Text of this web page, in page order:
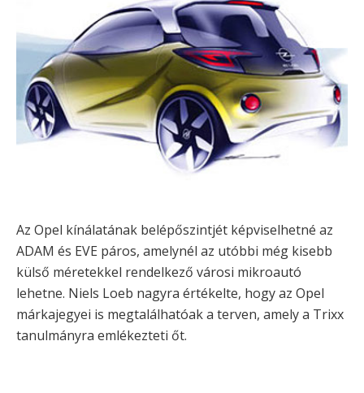
Az Opel kínálatának belépőszintjét képviselhetné az
ADAM és EVE páros, amelynél az utóbbi még kisebb
külső méretekkel rendelkező városi mikroautó
lehetne. Niels Loeb nagyra értékelte, hogy az Opel
márkajegyei is megtalálhatóak a terven, amely a Trixx
tanulmányra emlékezteti őt.